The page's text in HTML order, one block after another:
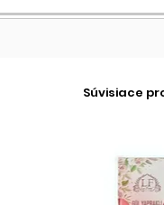
Súvisiace